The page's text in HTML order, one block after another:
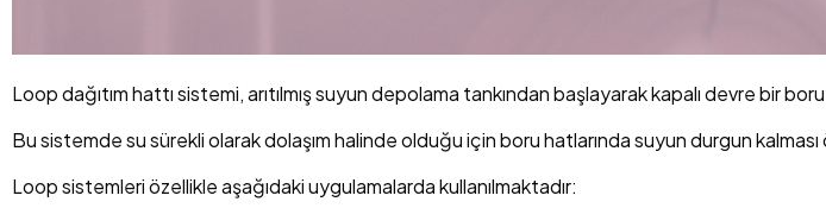
Loop dağıtım hattı sistemi, arıtılmış suyun depolama tankından başlayarak kapalı devre bir
Bu sistemde su sürekli olarak dolaşım halinde olduğu için boru hatlarında suyun durgun
Loop sistemleri özellikle aşağıdaki uygulamalarda kullanılmaktadır: